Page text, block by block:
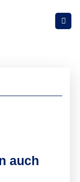
auch